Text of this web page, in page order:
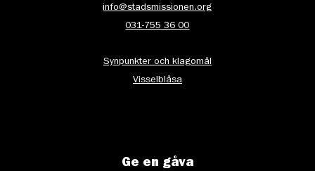
info@stadsmissionen.org
031-755 36 00
Synpunkter och klagomål
Visselblåsa
Ge en gåva